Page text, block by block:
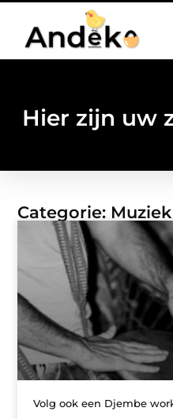
Hier zijn uw
Categorie: Muziek
Volg ook een Djembe